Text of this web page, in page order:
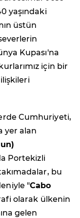
yaşındaki
üstün
Kupası'na
için bir
Cumhuriyeti,
yer alan
Portekizli
bu
"Cabo
olarak ülkenin
gelen